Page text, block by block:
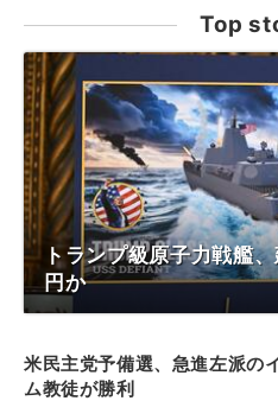
Top
トランプ級原子力戦艦
円か
米民主党予備選、急進左派の
ム教徒が勝利